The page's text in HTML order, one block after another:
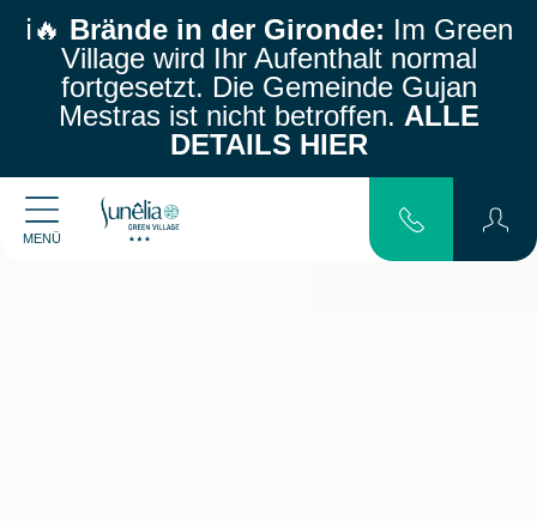
ℹ️🔥 Brände in der Gironde: Im Green
Village wird Ihr Aufenthalt normal
fortgesetzt. Die Gemeinde Gujan
Mestras ist nicht betroffen. ALLE
DETAILS HIER
MENÜ